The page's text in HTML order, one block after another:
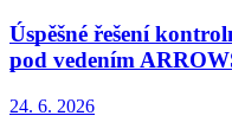
Úspěšné řešení
pod vedením
24. 6. 2026